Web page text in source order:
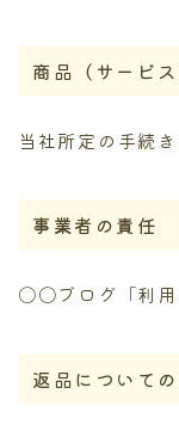
商品（サービ
当社所定の手続
事業者の責任
〇〇ブログ「利
返品について